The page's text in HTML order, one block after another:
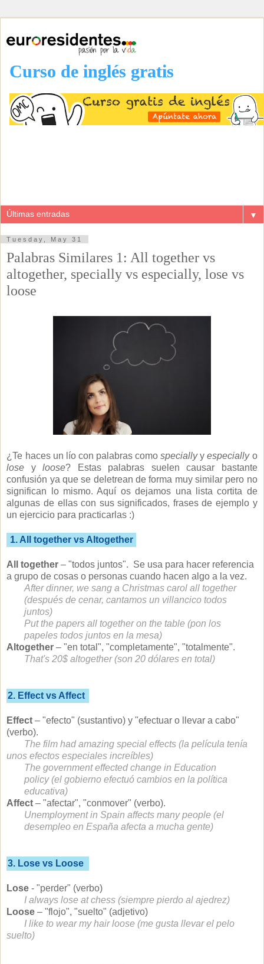
Curso de inglés gratis
▼
Tuesday, May 31
Palabras Similares 1: All together vs
altogether, specially vs especially, lose vs
loose
¿Te haces un lío con palabras comospeciallyyespecially o
lose yloose? Estas palabras suelen causar bastante
confusión ya que se deletrean de forma muy similar pero no
significan lo mismo. Aquí os dejamos una lista cortita de
algunas de ellas con sus significados, frases de ejemplo y
un ejercicio para practicarlas :)
1. All together vs Altogether
All together – "todos juntos". Se usa para hacer referencia
a grupo de cosas o personas cuando hacen algo a la vez.
After dinner, we sang a Christmas carol all together
(después de cenar, cantamos un villancico todos
juntos)
Put the papers all together on the table (pon los
papeles todos juntos en la mesa)
Altogether – "en total", "completamente", "totalmente".
That's 20$ altogether (son 20 dólares en total)
2. Effect vs Affect
Effect – "efecto" (sustantivo) y "efectuar o llevar a cabo"
(verbo).
The film had amazing special effects (la película tenía
unos efectos especiales increíbles)
The government effected change in Education
policy (el gobierno efectuó cambios en la política
educativa)
Affect – "afectar", "conmover" (verbo).
Unemployment in Spain affects many people (el
desempleo en España afecta a mucha gente)
3. Lose vs Loose
Lose - "perder" (verbo)
I always lose at chess (siempre pierdo al ajedrez)
Loose– "flojo", "suelto" (adjetivo)
I like to wear my hair loose (me gusta llevar el pelo
suelto)